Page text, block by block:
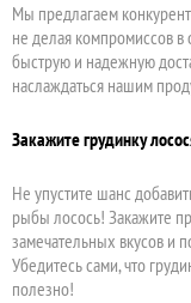
Мы предлагаем
не делая компромиссов
быструю и надежную
наслаждаться нашим
Закажите грудинку
Не упустите шанс
рыбы лосось! Закажите
замечательных вкусов и
Убедитесь сами, что
полезно!